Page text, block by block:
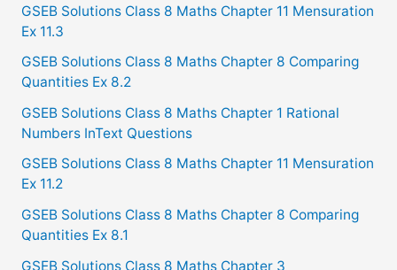
GSEB Solutions Class 8 Maths Chapter 11 Mensuration
Ex 11.3
GSEB Solutions Class 8 Maths Chapter 8 Comparing
Quantities Ex 8.2
GSEB Solutions Class 8 Maths Chapter 1 Rational
Numbers InText Questions
GSEB Solutions Class 8 Maths Chapter 11 Mensuration
Ex 11.2
GSEB Solutions Class 8 Maths Chapter 8 Comparing
Quantities Ex 8.1
GSEB Solutions Class 8 Maths Chapter 3